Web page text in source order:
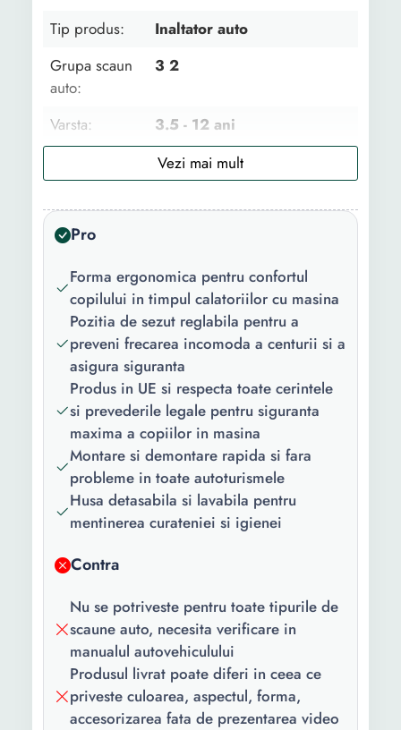
Tip produs:
Inaltator auto
Grupa scaun
auto:
3 2
Varsta:
3.5 - 12 ani
greutate:
15 - 36 kg
montare:
Sistem
montare:
Centura autovehicul
Omologare:
R44
Functii:
Husa detasabila
Culoare:
Negru
Greutate:
850 g
Inaltime:
18 cm
Latime:
Pro
Forma ergonomica pentru confortul
copilului in timpul calatoriilor cu masina
Pozitia de sezut reglabila pentru a
preveni frecarea incomoda a centurii si a
asigura siguranta
Produs in UE si respecta toate cerintele
si prevederile legale pentru siguranta
maxima a copiilor in masina
Montare si demontare rapida si fara
probleme in toate autoturismele
Husa detasabila si lavabila pentru
mentinerea curateniei si igienei
Contra
Nu se potriveste pentru toate tipurile de
scaune auto, necesita verificare in
manualul autovehiculului
Produsul livrat poate diferi in ceea ce
priveste culoarea, aspectul, forma,
accesorizarea fata de prezentarea video